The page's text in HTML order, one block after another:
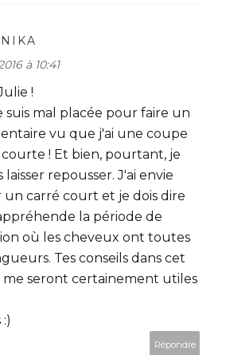
à 10:41
!
suis mal placée pour faire un
vu que j'ai une coupe
! Et bien, pourtant, je
laisser repousser. J'ai envie
un carré court et je dois dire
la période de
où les cheveux ont toutes
Tes conseils dans cet
me seront certainement utiles
Répondre